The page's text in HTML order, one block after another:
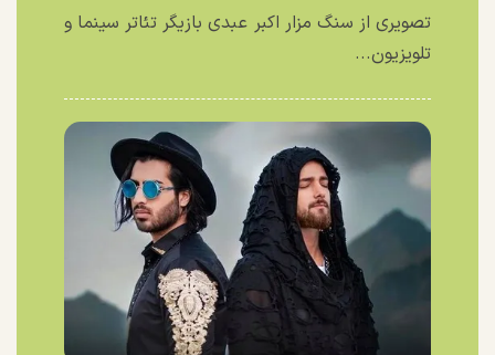
تصویری از سنگ مزار اکبر عبدی بازیگر تئاتر سینما و
تلویزیون...